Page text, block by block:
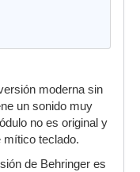
moderna sin
un sonido muy
no es original y
mítico teclado.
de Behringer es